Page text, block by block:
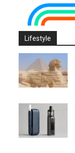
Lifestyle